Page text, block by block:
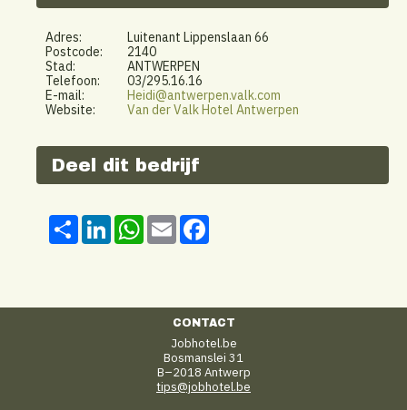
Adres:
Luitenant Lippenslaan 66
Postcode:
2140
Stad:
ANTWERPEN
Telefoon:
03/295.16.16
E-mail:
Heidi@antwerpen.valk.com
Website:
Van der Valk Hotel Antwerpen
Deel dit bedrijf
Share LinkedInWhatsApp
Email
CONTACT
Jobhotel.be
Bosmanslei 31
B–2018 Antwerp
tips@jobhotel.be